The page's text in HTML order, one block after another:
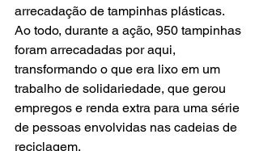
arrecadação de tampinhas plásticas.
Ao todo, durante a ação, 950 tampinhas
foram arrecadadas por aqui,
transformando o que era lixo em um
trabalho de solidariedade, que gerou
empregos e renda extra para uma série
de pessoas envolvidas nas cadeias de
reciclagem.